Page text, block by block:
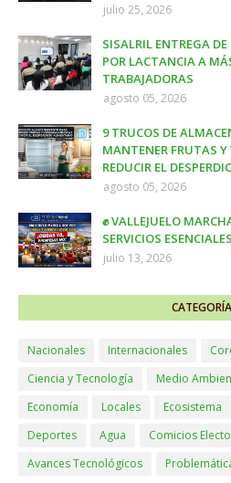
julio 25, 2026
SISALRIL ENTREGA
POR LACTANCIA A
TRABAJADORAS
agosto 05, 2026
9 TRUCOS DE
MANTENER FRUTAS Y
REDUCIR EL
agosto 05, 2026
✊ VALLEJUELO
SERVICIOS ESENCIALES
julio 13, 2026
Nacionales Internacionales
Ciencia y Tecnología
Medio
Economía
Locales Ecosistema
Deportes
Agua Comicios
Avances Tecnológicos